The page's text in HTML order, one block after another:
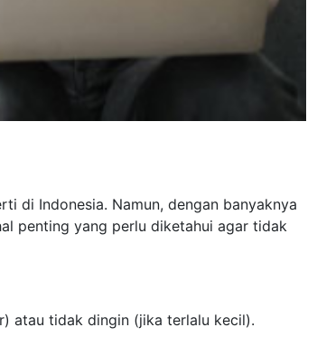
di Indonesia. Namun, dengan banyaknya
penting yang perlu diketahui agar tidak
atau tidak dingin (jika terlalu kecil).